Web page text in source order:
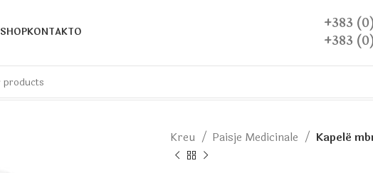
SHOPKONTAKTO
+383
+383
Kreu Paisje Medicinale Kapelë